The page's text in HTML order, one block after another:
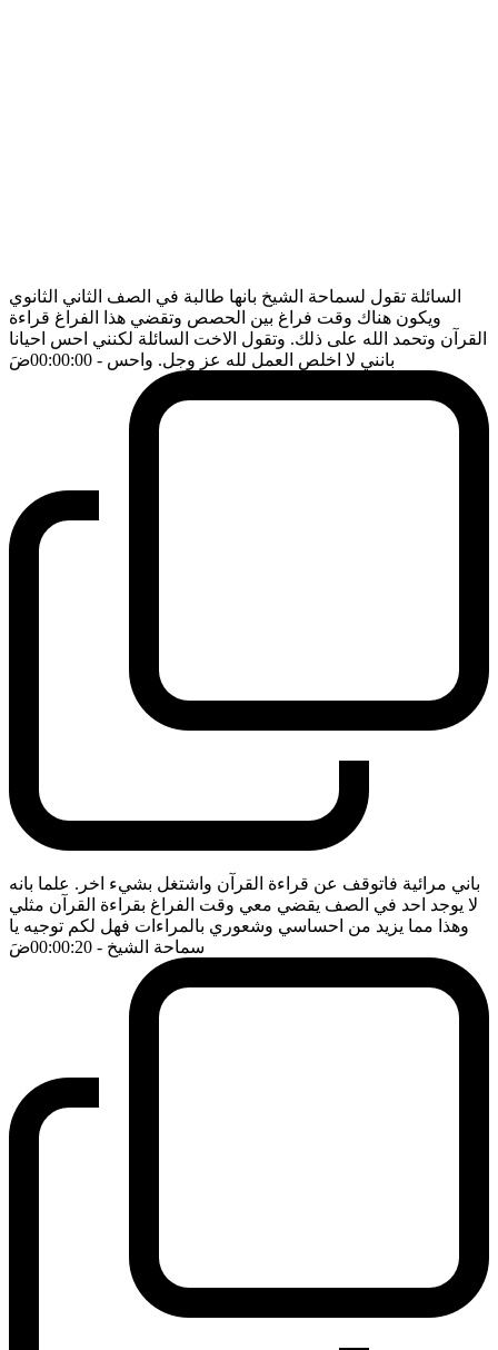
السائلة تقول لسماحة الشيخ بانها طالبة في الصف الثاني الثانوي
ويكون هناك وقت فراغ بين الحصص وتقضي هذا الفراغ قراءة
القرآن وتحمد الله على ذلك. وتقول الاخت السائلة لكنني احس احيانا
بانني لا اخلص العمل لله عز وجل. واحس - 00:00:00 ضَ
باني مرائية فاتوقف عن قراءة القرآن واشتغل بشيء اخر. علما بانه
لا يوجد احد في الصف يقضي معي وقت الفراغ بقراءة القرآن مثلي
وهذا مما يزيد من احساسي وشعوري بالمراءات فهل لكم توجيه يا
سماحة الشيخ - 00:00:20 ضَ